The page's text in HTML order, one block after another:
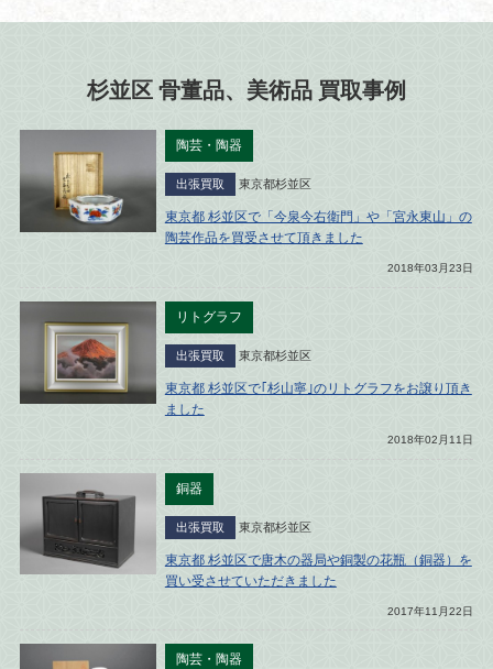
杉並区 骨董品、美術品 買取事例
陶芸・陶器
出張買取 東京都杉並区
東京都 杉並区で「今泉今右衛門」や「宮永東山」の
陶芸作品を買受させて頂きました
2018年03月23日
リトグラフ
出張買取 東京都杉並区
東京都 杉並区で｢杉山寧｣のリトグラフをお譲り頂き
ました
2018年02月11日
銅器
出張買取 東京都杉並区
東京都 杉並区で唐木の器局や銅製の花瓶（銅器）を
買い受させていただきました
2017年11月22日
陶芸・陶器